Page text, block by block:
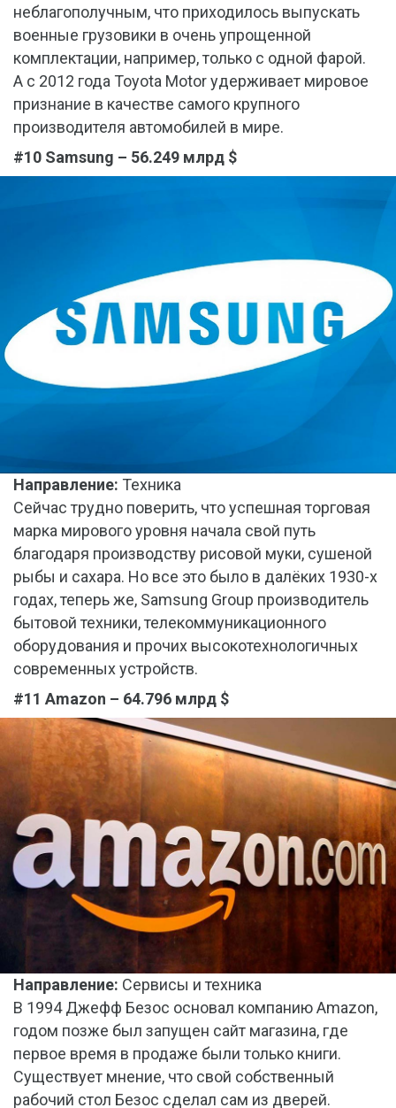
неблагополучным, что приходилось выпускать
военные грузовики в очень упрощенной
комплектации, например, только с одной фарой.
А с 2012 года Toyota Motor удерживает мировое
признание в качестве самого крупного
производителя автомобилей в мире.
#10 Samsung – 56.249 млрд $
Направление: Техника
Сейчас трудно поверить, что успешная торговая
марка мирового уровня начала свой путь
благодаря производству рисовой муки, сушеной
рыбы и сахара. Но все это было в далёких 1930-х
годах, теперь же, Samsung Group производитель
бытовой техники, телекоммуникационного
оборудования и прочих высокотехнологичных
современных устройств.
#11 Amazon – 64.796 млрд $
Направление: Сервисы и техника
В 1994 Джефф Безос основал компанию Amazon,
годом позже был запущен сайт магазина, где
первое время в продаже были только книги.
Существует мнение, что свой собственный
рабочий стол Безос сделал сам из дверей.